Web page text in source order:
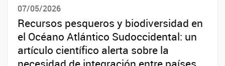
07/05/2026
Recursos pesqueros y biodiversidad en
el Océano Atlántico Sudoccidental: un
artículo científico alerta sobre la